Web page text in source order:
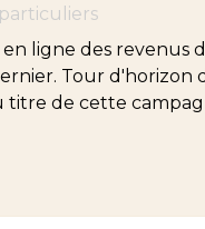
ligne des revenus
Tour d'horizon
titre de cette